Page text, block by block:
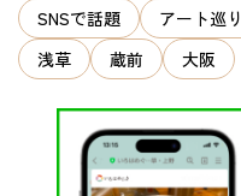
SNSで話題
アート巡り
浅草
蔵前 大阪